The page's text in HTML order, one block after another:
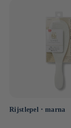
Rijstlepel ⋅ marna